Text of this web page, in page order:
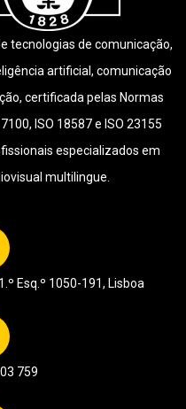
tecnologias de comunicação,
artificial, comunicação
certificada pelas Normas
ISO 18587 e ISO 23155
especializados em
multilingue.
Esq.º 1050-191, Lisboa
759